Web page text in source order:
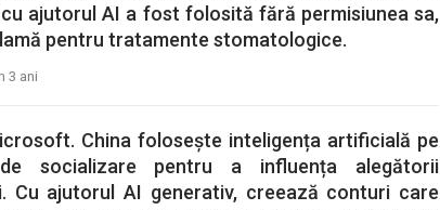
ajutorul AI a fost folosită fără permisiunea sa,
pentru tratamente stomatologice.
3 ani
China folosește inteligența artificială pe
socializare pentru a influența alegătorii
Cu ajutorul AI generativ, creează conturi care